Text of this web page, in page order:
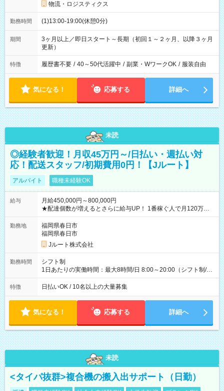
物流・ロジスティクス
勤務時間 (1)13:00-19:00(休憩0分)
期間
3ヶ月以上／即日スタート～長期（初回１～２ヶ月、以降３ヶ月
更新）
特徴 履歴書不要 / 40～50代活躍中 / 副業・WワークOK / 服装自由
気になる！ 応募する 詳細へ
未読
◎経験者歓迎！月収45万円～/日払い・週払い対
応！配送スタッフ/初期費用0円！【Jルート】
アルバイト 職種未経験OK
給与
月給450,000円～800,000円
★配達個数が増えるとさらに給与UP！ 1番稼ぐ人で月120万ほ
ど！ ・主要都市エリア 月収55万円／週5日稼働 月収65万~112
万円／週6日稼働 ・地方郊外エリア 月収40万円／週5日稼働 月
収40万円~50万円／週6日稼働 ＜モデルイメージ＞ ■月収50万
円 (27歳男性/江東区在住)※元建築関係 1日150個配達×25日勤務
(日休み) ■月収80万円(43歳男性/墨田区在住)※元営業 1日200個
勤務地
福岡県春日市
福岡県春日市
Jルート株式会社
勤務時間
シフト制
1日あたりの実働時間：最大8時間/日 8:00～20:00（シフト制/実
働8時間） ※週5日勤務（場所次第では週4も有り） ※配達状況
によって時間外での勤務可能性有り ※案件により多少の前後あ
特徴 日払いOK / 10名以上の大量募集
気になる！ 応募する 詳細へ
未読
<タイパ抜群>複合機の搬入出サポート（日勤）